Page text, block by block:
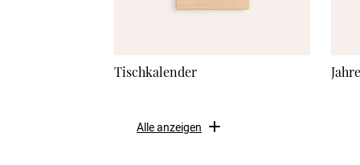
Tischkalender
Alle anzeigen